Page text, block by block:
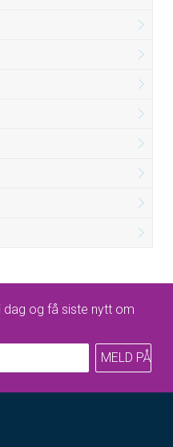
dag og få siste nytt om